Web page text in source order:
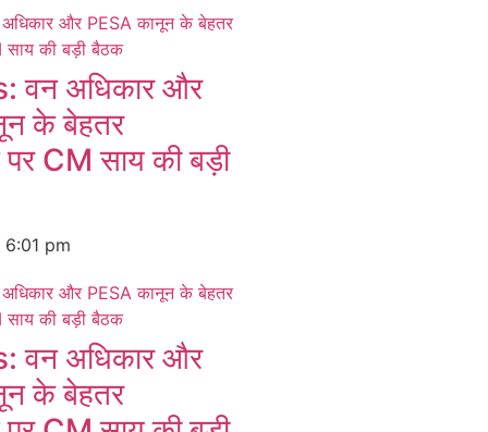
वन अधिकार और
के बेहतर
पर CM साय की बड़ी
6:01 pm
वन अधिकार और
के बेहतर